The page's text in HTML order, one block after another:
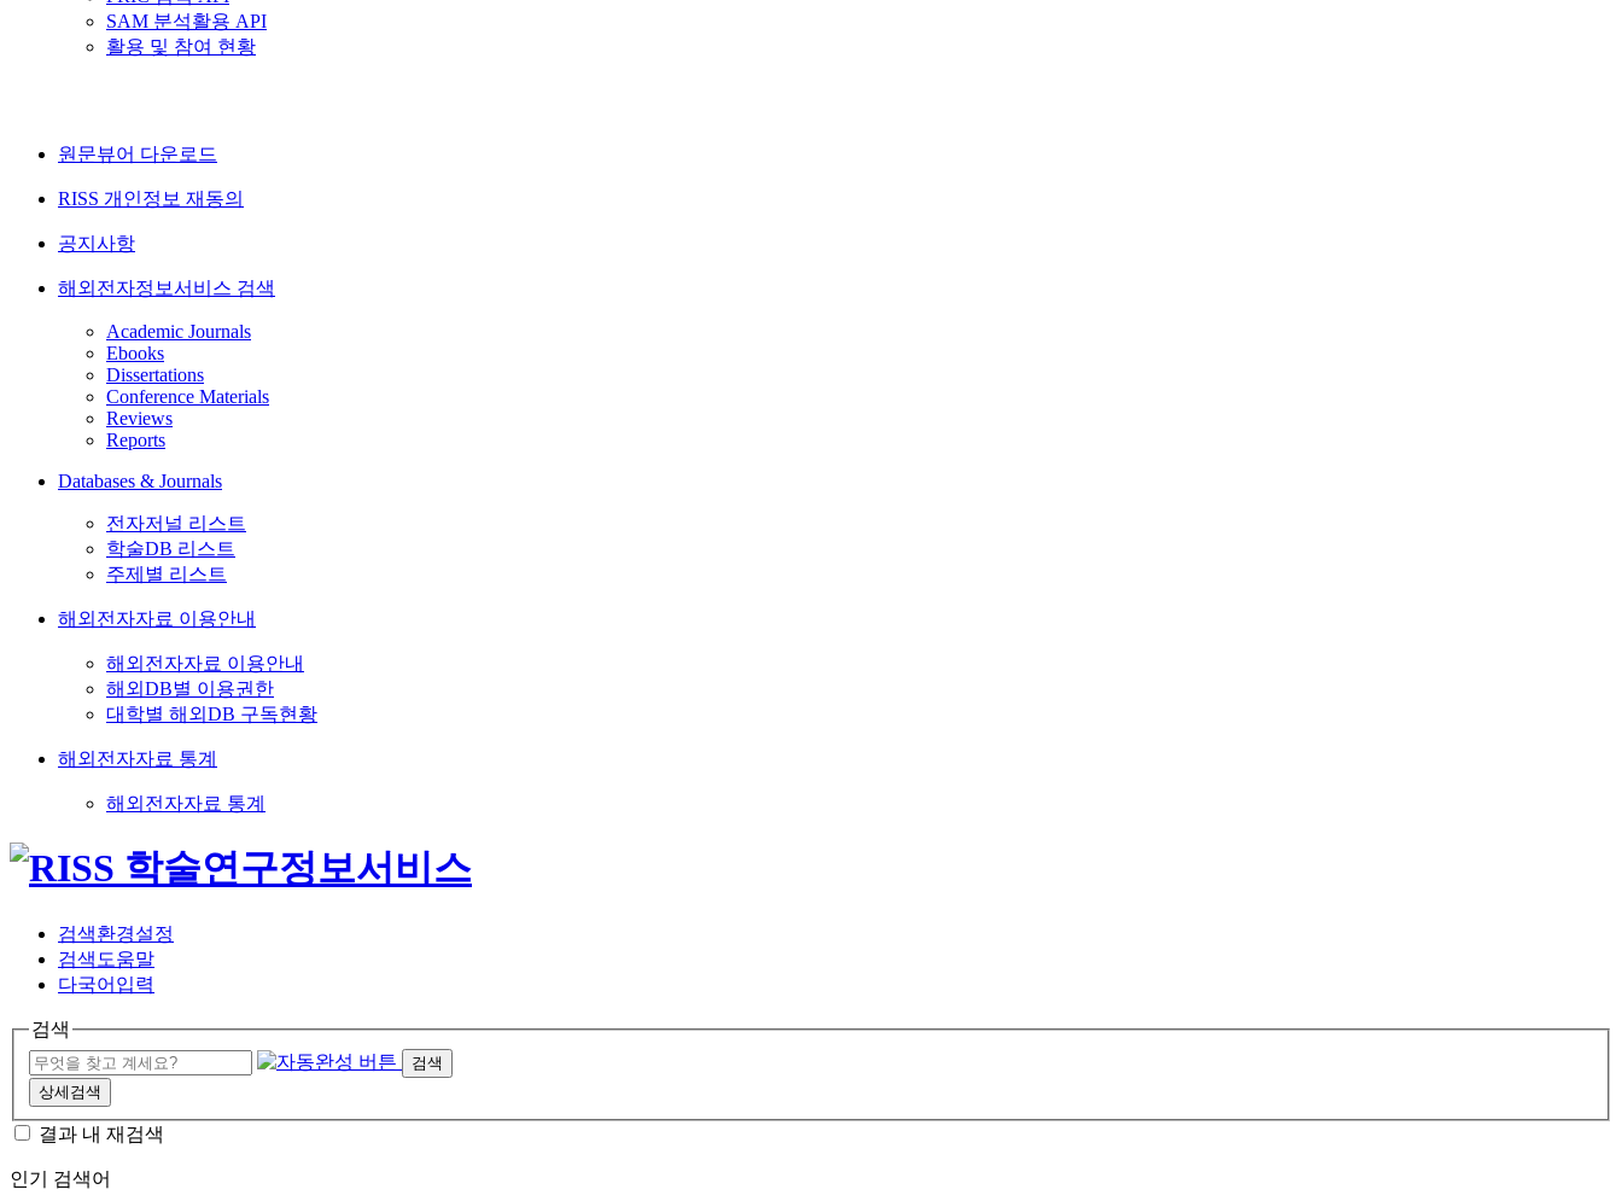
SAM 분석활용 API
활용 및 참여 현황
원문뷰어 다운로드
RISS 개인정보 재동의
공지사항
해외전자정보서비스 검색
Academic Journals
Ebooks
Dissertations
Conference Materials
Reviews
Reports
Databases & Journals
전자저널 리스트
학술DB 리스트
주제별 리스트
해외전자자료 이용안내
해외전자자료 이용안내
해외DB별 이용권한
대학별 해외DB 구독현황
해외전자자료 통계
해외전자자료 통계
검색환경설정
검색도움말
다국어입력
검색
검색
상세검색
결과 내 재검색
인기 검색어